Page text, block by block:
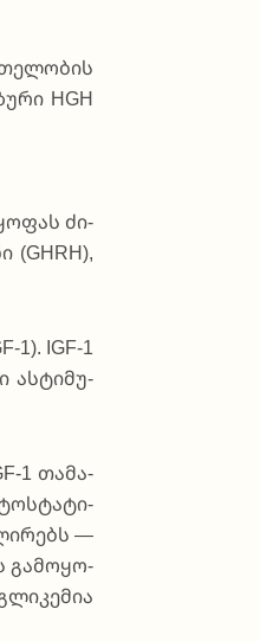
HGH
ძი­
IGF-1
ას­ტი­მუ­
1 თა­მა­
—
გა­მო­ყო­